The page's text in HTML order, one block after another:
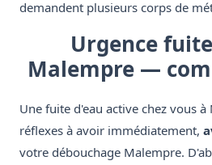
demandent plusieurs corps de
Urgence
Malempre —
Une fuite d'eau active chez vous
réflexes à avoir immédiatement,
votre débouchage Malempre.